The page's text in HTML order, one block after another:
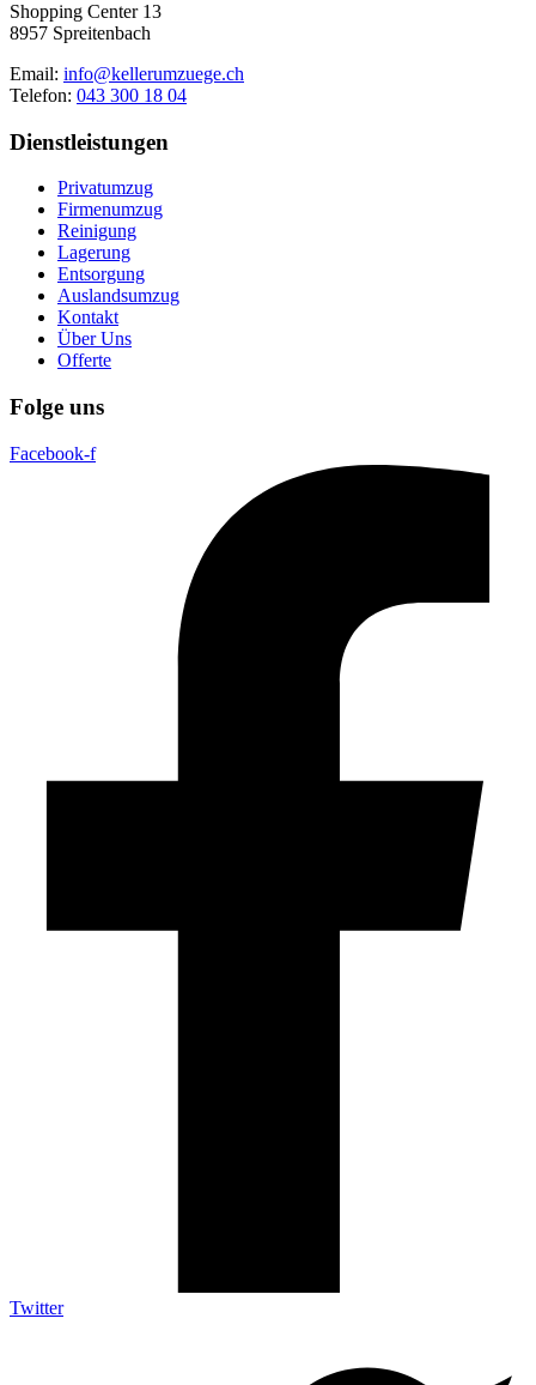
Shopping Center 13
8957 Spreitenbach
Email: info@kellerumzuege.ch
Telefon: 043 300 18 04
Dienstleistungen
Privatumzug
Firmenumzug
Reinigung
Lagerung
Entsorgung
Auslandsumzug
Kontakt
Über Uns
Offerte
Folge uns
Facebook-f
Twitter